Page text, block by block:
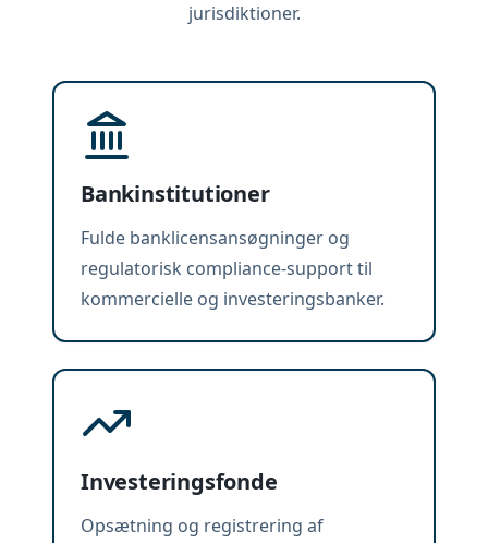
jurisdiktioner.
Bankinstitutioner
Fulde banklicensansøgninger og
regulatorisk compliance-support til
kommercielle og investeringsbanker.
Investeringsfonde
Opsætning og registrering af